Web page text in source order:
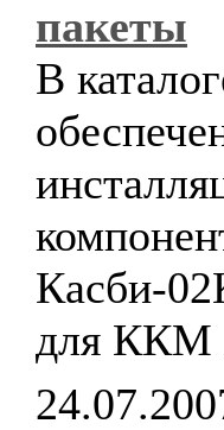
пакеты
В
Касби-
для ККМ